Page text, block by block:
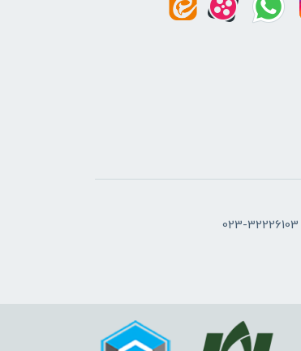
023-32226103